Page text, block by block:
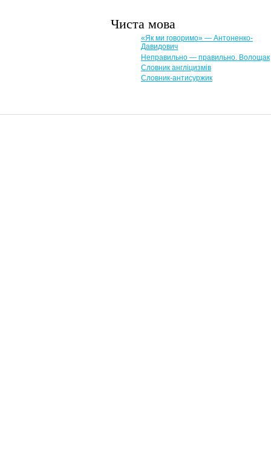
Чиста мова
«Як ми говоримо» — Антоненко-
Давидович
Неправильно — правильно. Волощак
Словник англіцизмів
Словник-антисуржик